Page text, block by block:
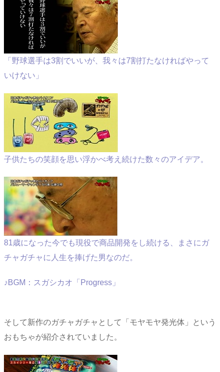
「野球選手は3割でいいが、我々は7割打たなければやって
いけない」
子供たちの笑顔を思い浮かべ考え続けた数々のアイデア。
81歳になった今でも現役で商品開発をし続ける、まさにガ
チャガチャに人生を捧げた男なのだ。
♪BGM：スガシカオ「Progress」
そして新作のガチャガチャとして「モヤモヤ発光体」という
おもちゃが紹介されていました。